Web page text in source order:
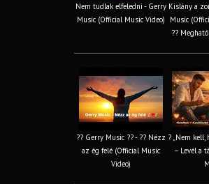
Nem tudlak elfeledni - Gerry
Music (Official Music Video)
Kislány a
Music
??
?? Gerry Music ?? - ?? Nézz
az ég felé (Official Music
Video)
? „Nem kell,
– Levél a